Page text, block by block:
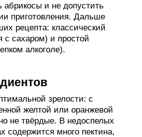
абрикосы и не допустить
приготовления. Дальше
рецепта: классический
с сахаром) и простой
алкоголе).
зрелости: с
желтой или оранжевой
не твёрдые. В недоспелых
содержится много пектина,